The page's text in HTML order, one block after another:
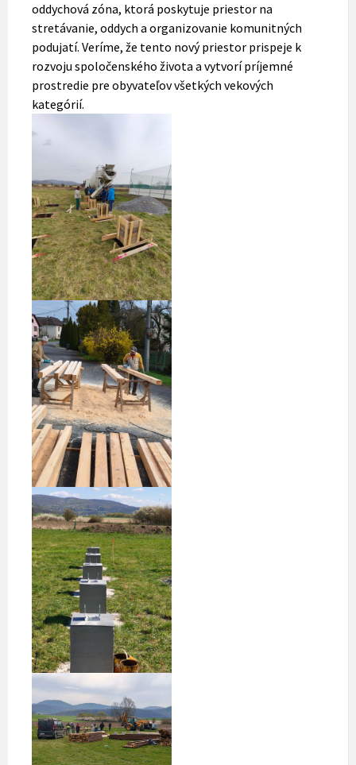
oddychová zóna, ktorá poskytuje priestor na
stretávanie, oddych a organizovanie komunitných
podujatí. Veríme, že tento nový priestor prispeje k
rozvoju spoločenského života a vytvorí príjemné
prostredie pre obyvateľov všetkých vekových
kategórií.